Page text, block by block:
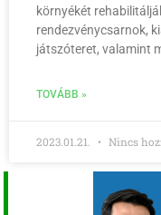
környékét
rendezvénycsarnok,
játszóteret, valamint
TOVÁBB »
2023.01.21. Nincs